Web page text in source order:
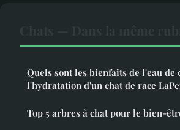
Quels sont les bienfaits de l'eau de
l'hydratation d'un chat de race
Top 5 arbres à chat pour le bien-